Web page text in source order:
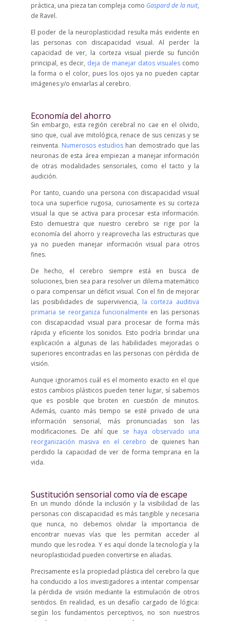
práctica, una pieza tan compleja como Gaspard de la nuit,
de Ravel.
El poder de la neuroplasticidad resulta más evidente en
las personas con discapacidad visual. Al perder la
capacidad de ver, la corteza visual pierde su función
principal, es decir, deja de manejar datos visuales como
la forma o el color, pues los ojos ya no pueden captar
imágenes y/o enviarlas al cerebro.
Economía del ahorro
Sin embargo, esta región cerebral no cae en el olvido,
sino que, cual ave mitológica, renace de sus cenizas y se
reinventa. Numerosos estudios han demostrado que las
neuronas de esta área empiezan a manejar información
de otras modalidades sensoriales, como el tacto y la
audición.
Por tanto, cuando una persona con discapacidad visual
toca una superficie rugosa, curiosamente es su corteza
visual la que se activa para procesar esta información.
Esto demuestra que nuestro cerebro se rige por la
economía del ahorro y reaprovecha las estructuras que
ya no pueden manejar información visual para otros
fines.
De hecho, el cerebro siempre está en busca de
soluciones, bien sea para resolver un dilema matemático
o para compensar un déficit visual. Con el fin de mejorar
las posibilidades de supervivencia, la corteza auditiva
primaria se reorganiza funcionalmente en las personas
con discapacidad visual para procesar de forma más
rápida y eficiente los sonidos. Esto podría brindar una
explicación a algunas de las habilidades mejoradas o
superiores encontradas en las personas con pérdida de
visión.
Aunque ignoramos cuál es el momento exacto en el que
estos cambios plásticos pueden tener lugar, sí sabemos
que es posible que broten en cuestión de minutos.
Además, cuanto más tiempo se esté privado de una
información sensorial, más pronunciadas son las
modificaciones. De ahí que se haya observado una
reorganización masiva en el cerebro de quienes han
perdido la capacidad de ver de forma temprana en la
vida.
Sustitución sensorial como vía de escape
En un mundo dónde la inclusión y la visibilidad de las
personas con discapacidad es más tangible y necesaria
que nunca, no debemos olvidar la importancia de
encontrar nuevas vías que les permitan acceder al
mundo que les rodea. Y es aquí donde la tecnología y la
neuroplasticidad pueden convertirse en aliadas.
Precisamente es la propiedad plástica del cerebro la que
ha conducido a los investigadores a intentar compensar
la pérdida de visión mediante la estimulación de otros
sentidos. En realidad, es un desafío cargado de lógica:
según los fundamentos perceptivos, no son nuestros